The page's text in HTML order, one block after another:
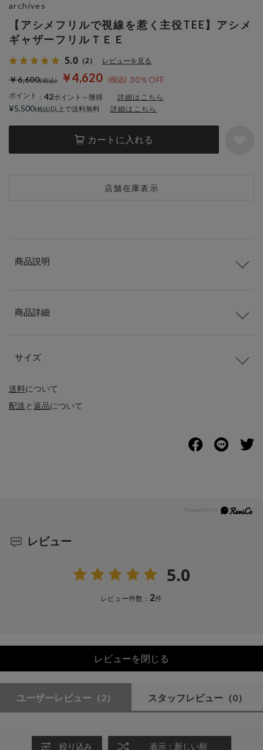
【アシメフリルで視線を惹く主役TEE】アシメ
ギャザーフリルＴＥＥ
5.0 （2） レビューを見る
￥4,620 30％OFF
￥6,600
ポイント ： 42ポイント～獲得 詳細はこちら
カートに入れる
店舗在庫表示
archives
¥5,500 以上で送料無料 詳細はこちら
送料について
配送と返品について
商品説明
商品詳細
サイズ
レビュー
5.0
レビュー件数：2件
レビューを閉じる
ユーザーレビュー （2） スタッフレビュー （0）
絞り込み 表示：新しい順